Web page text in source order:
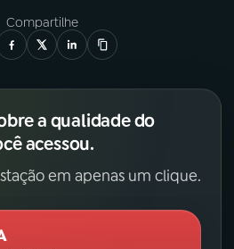
Compartilhe
a qualidade do
acessou.
em apenas um clique.